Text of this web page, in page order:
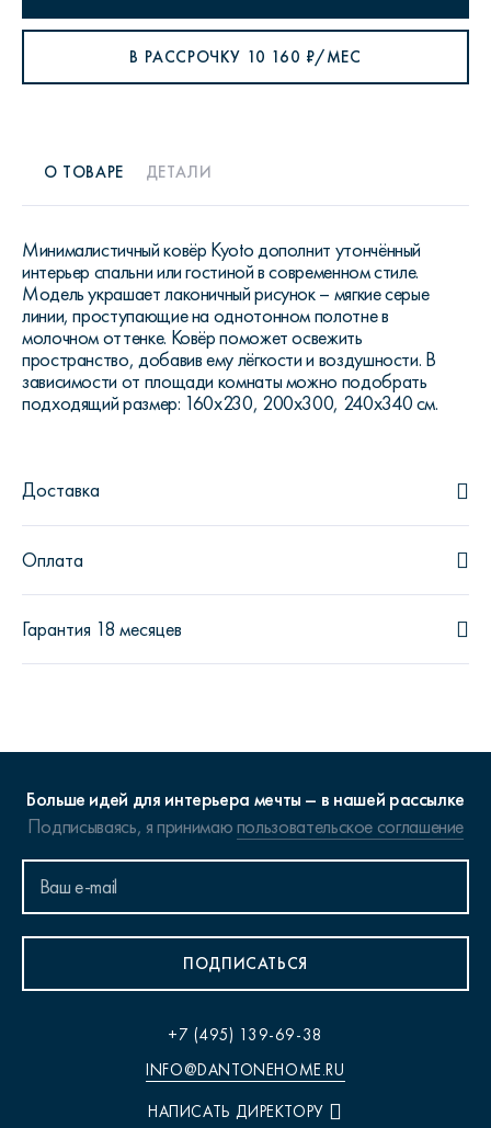
В РАССРОЧКУ 10 160 ₽/МЕС
О ТОВАРЕ ДЕТАЛИ
Минималистичный ковёр Kyoto дополнит утончённый
интерьер спальни или гостиной в современном стиле.
Модель украшает лаконичный рисунок – мягкие серые
линии, проступающие на однотонном полотне в
молочном оттенке. Ковёр поможет освежить
пространство, добавив ему лёгкости и воздушности. В
зависимости от площади комнаты можно подобрать
подходящий размер: 160x230, 200x300, 240x340 см.
Доставка
Оплата
Гарантия 18 месяцев
Больше идей для интерьера мечты – в нашей рассылке
Подписываясь, я принимаюпользовательское соглашение
ПОДПИСАТЬСЯ
+7 (495) 139-69-38
INFO@DANTONEHOME.RU
НАПИСАТЬ ДИРЕКТОРУ